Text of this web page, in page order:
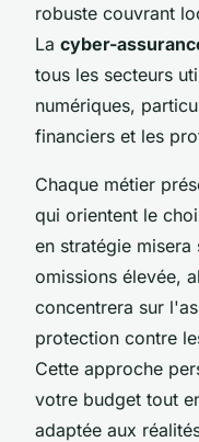
robuste couvrant
La cyber-
tous les secteurs
numériques,
financiers et les
Chaque métier
qui orientent le
en stratégie
omissions élevée,
concentrera sur
protection contre
Cette approche
votre budget tout
adaptée aux